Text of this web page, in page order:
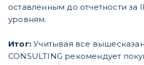
оставленным до отчетности за
уровням.
Итог:Учитывая все
CONSULTING рекомендует